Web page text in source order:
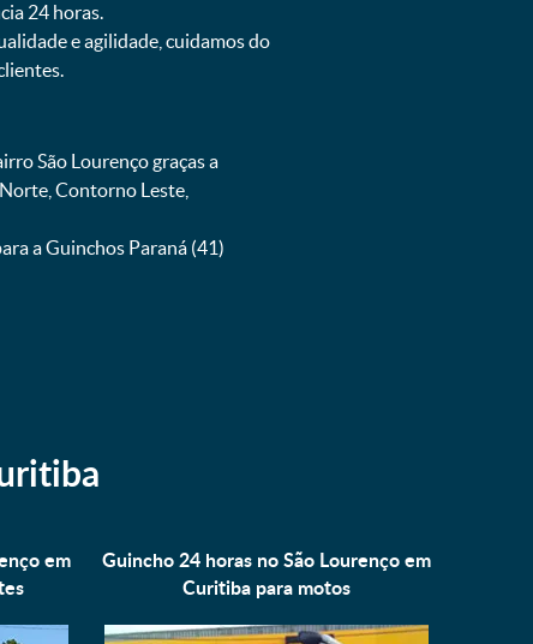
24 horas.
e agilidade, cuidamos do
São Lourenço graças a
Contorno Leste,
a Guinchos Paraná (41)
em
Guincho 24 horas no São Lourenço em
Curitiba para motos